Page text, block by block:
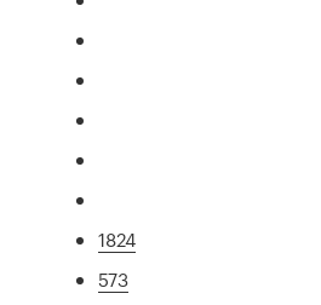
1824
573